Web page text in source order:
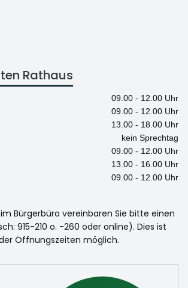
Rathaus
09.00 - 12.00 Uhr
09.00 - 12.00 Uhr
13.00 - 18.00 Uhr
kein Sprechtag
09.00 - 12.00 Uhr
13.00 - 16.00 Uhr
09.00 - 12.00 Uhr
Bürgerbüro vereinbaren Sie bitte einen
915-210 o. -260 oder online). Dies ist
Öffnungszeiten möglich.